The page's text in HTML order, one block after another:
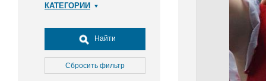
КАТЕГОРИИ
Досуг, туризм и отдых
Культура
Медицина
Найти
Сбросить фильтр